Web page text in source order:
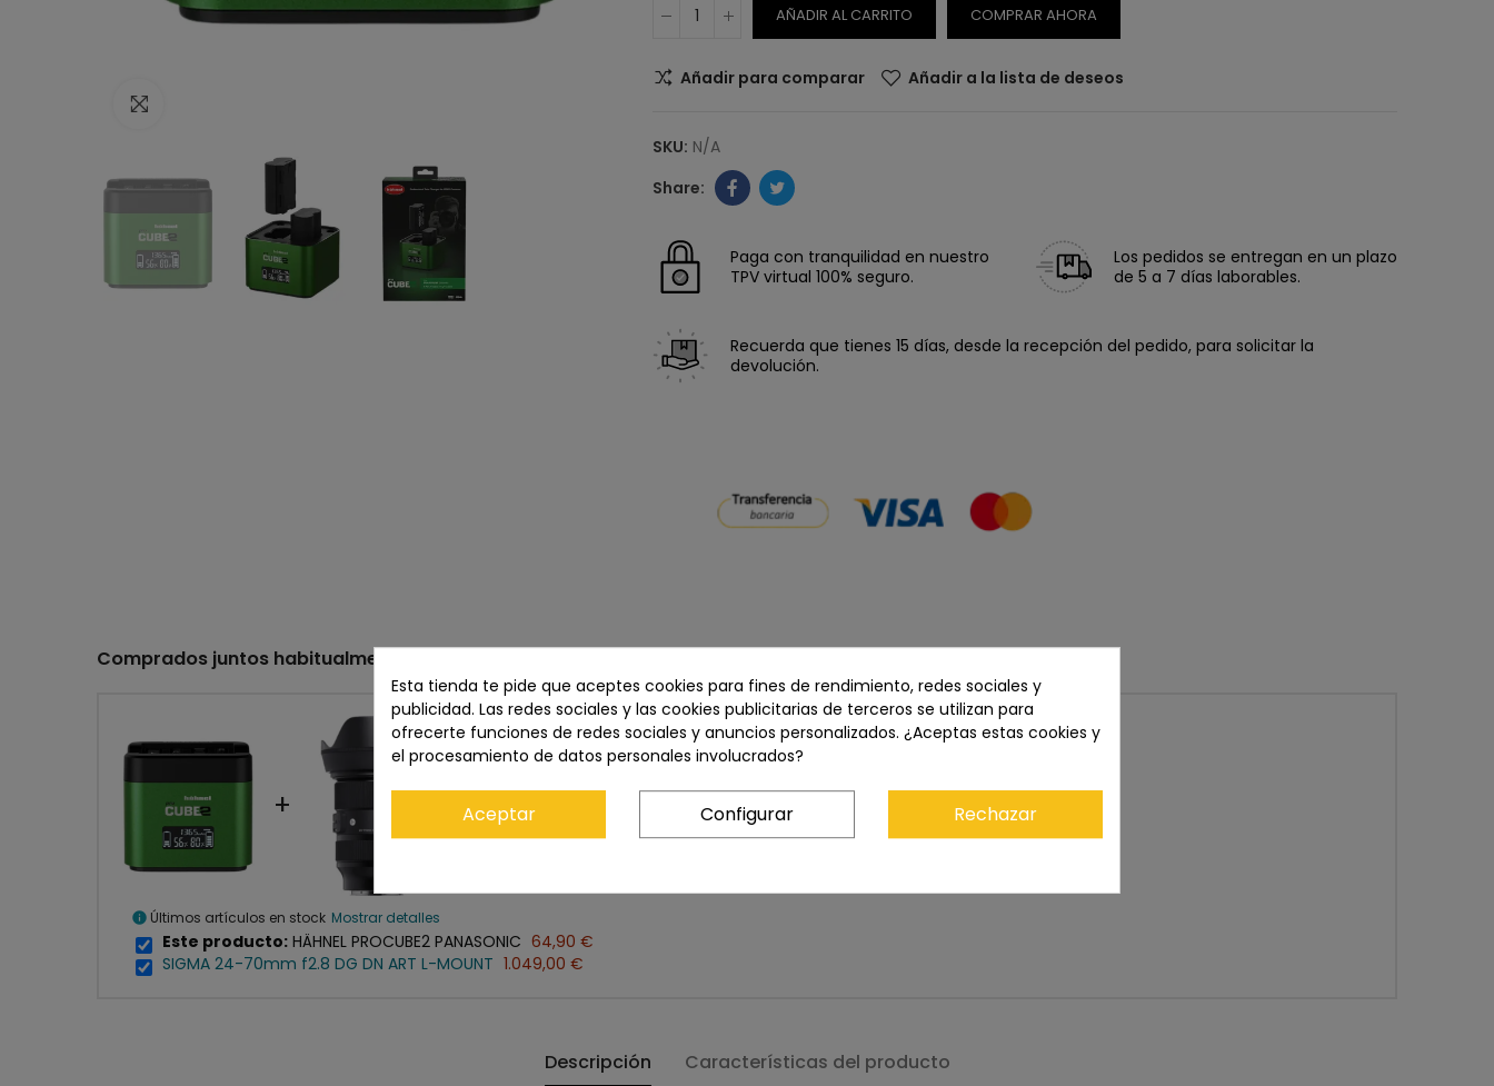
AÑADIR AL CARRITO COMPRAR AHORA
Añadir para comparar Añadir a la lista de deseos
SKU: N/A
Paga con tranquilidad en nuestro
TPV virtual 100% seguro.
Los pedidos se entregan en un plazo
de 5 a 7 días laborables.
Recuerda que tienes 15 días, desde la recepción del pedido, para solicitar la
devolución.
Comprados juntos habitualmente
+ Añadir ambos al carrito
info Últimos artículos en stock Mostrar detalles
Este producto: HÄHNEL PROCUBE2 PANASONIC 64,90 €
SIGMA 24-70mm f2.8 DG DN ART L-MOUNT 1.049,00 €
Descripción Características del producto
Esta tienda te pide que aceptes cookies para fines de rendimiento, redes sociales y
publicidad. Las redes sociales y las cookies publicitarias de terceros se utilizan para
ofrecerte funciones de redes sociales y anuncios personalizados. ¿Aceptas estas cookies y
el procesamiento de datos personales involucrados?
Aceptar Configurar Rechazar